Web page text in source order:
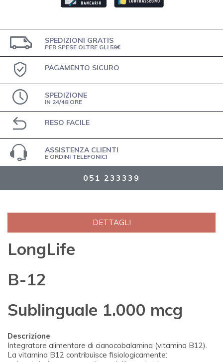
SPEDIZIONI GRATIS
PER SPESE OLTRE GLI 59€
PAGAMENTO SICURO
SPEDIZIONE
IN 24/48 ORE
RESO FACILE
ASSISTENZA CLIENTI
E ORDINI TELEFONICI
051 233339
DETTAGLI
LongLife
B-12
Sublinguale 1.000 mcg
Descrizione
Integratore alimentare di cianocobalamina (vitamina B12).
La vitamina B12 contribuisce fisiologicamente: